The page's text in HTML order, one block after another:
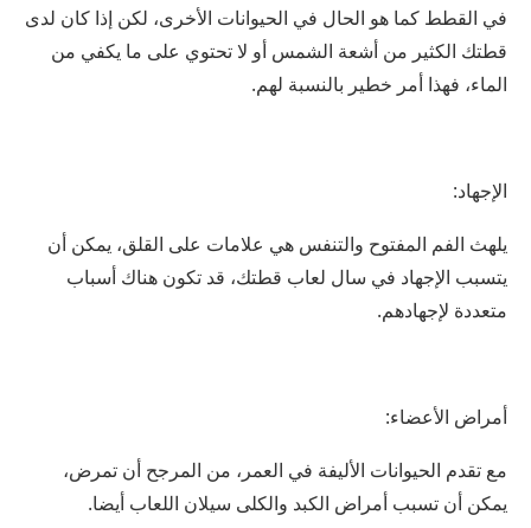
في القطط كما هو الحال في الحيوانات الأخرى، لكن إذا كان لدى
قطتك الكثير من أشعة الشمس أو لا تحتوي على ما يكفي من
الماء، فهذا أمر خطير بالنسبة لهم.
الإجهاد:
يلهث الفم المفتوح والتنفس هي علامات على القلق، يمكن أن
يتسبب الإجهاد في سال لعاب قطتك، قد تكون هناك أسباب
متعددة لإجهادهم.
أمراض الأعضاء:
مع تقدم الحيوانات الأليفة في العمر، من المرجح أن تمرض،
يمكن أن تسبب أمراض الكبد والكلى سيلان اللعاب أيضا.